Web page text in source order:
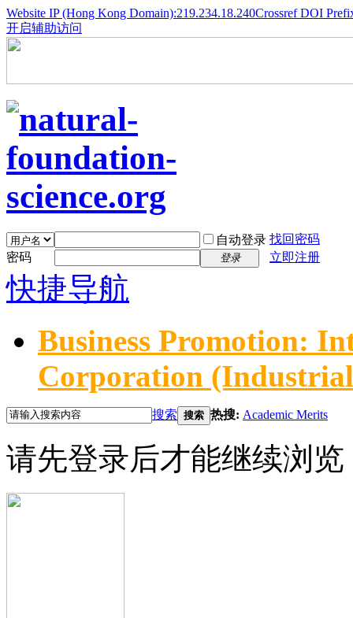
Website IP (Hong Kong Domain):219.234.18.240Crossref DOI
开启辅助访问
自动登录 找回密码
密码
登录 立即注册
快捷导航
Business Promotion:
Corporation
搜索 搜索 热搜: Academic Merits
请先登录后才能继续浏览